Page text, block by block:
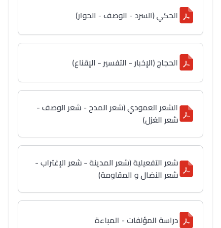
الحكي (السرد - الوصف - الحوار)
الحجاج (الإخبار - التفسير - الإقناع)
الشعر العمودي (شعر المدح - شعر الوصف -
شعر الغزل)
شعر التفعيلية (شعر المدينة - شعر الإغتراب -
شعر النضال و المقاومة)
دراسة المؤلفات - المباءة